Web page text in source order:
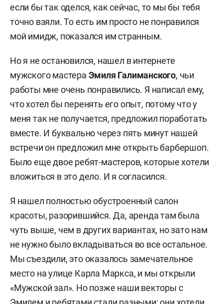
если бы так оделся, как сейчас, то мы бы тебя
точно взяли. То есть им просто не понравился
мой имидж, показался им странным.
Но я не остановился, нашел в интернете
мужского мастера Эмиля Галиманского, чьи
работы мне очень понравились. Я написал ему,
что хотел бы перенять его опыт, потому что у
меня так не получается, предложил поработать
вместе. И буквально через пять минут нашей
встречи он предложил мне открыть барбершоп.
Было еще двое ребят-мастеров, которые хотели
вложиться в это дело. И я согласился.
Я нашел полностью обустроенный салон
красоты, разорившийся. Да, аренда там была
чуть выше, чем в других вариантах, но зато нам
не нужно было вкладываться во все остальное.
Мы съездили, это оказалось замечательное
место на улице Карла Маркса, и мы открыли
«Мужской зал». Но позже наши векторы с